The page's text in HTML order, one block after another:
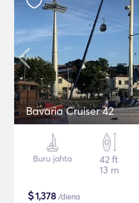
Bavaria Cruiser 42
Buru jahta
42 ft
13 m
$1,378 /diena